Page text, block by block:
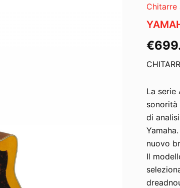
€
La serie
sonorità
di
nuovo
Il